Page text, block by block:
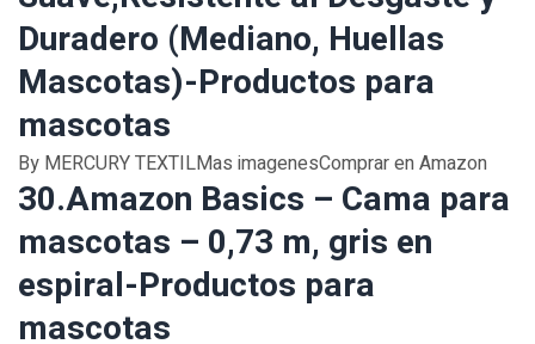
Duradero (Mediano, Huellas
Mascotas)-Productos para
mascotas
By MERCURY TEXTILMas imagenesComprar en Amazon
30.Amazon Basics – Cama para
mascotas – 0,73 m, gris en
espiral-Productos para
mascotas